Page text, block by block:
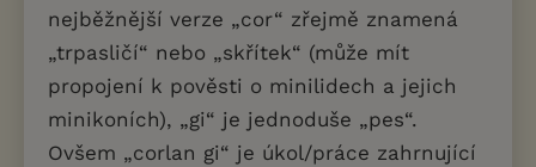
nejběžnější verze „cor“ zřejmě znamená
„trpasličí“ nebo „skřítek“ (může mít
propojení k pověsti o minilidech a jejich
minikoních), „gi“ je jednoduše „pes“.
Ovšem „corlan gi“ je úkol/práce zahrnující